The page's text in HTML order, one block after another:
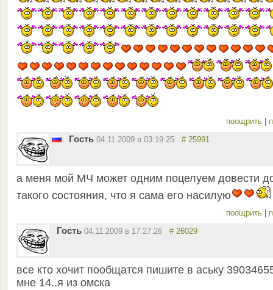
поощрить
Гость 04.11.2009 в 03:19:25 # 25991
а меня мой МЧ может одним поцелуем довести
такого состояния, что я сама его насилую
поощрить
Гость 04.11.2009 в 17:27:26 # 26029
все кто хочит пообщатся пишите в аську
мне 14..я из омска